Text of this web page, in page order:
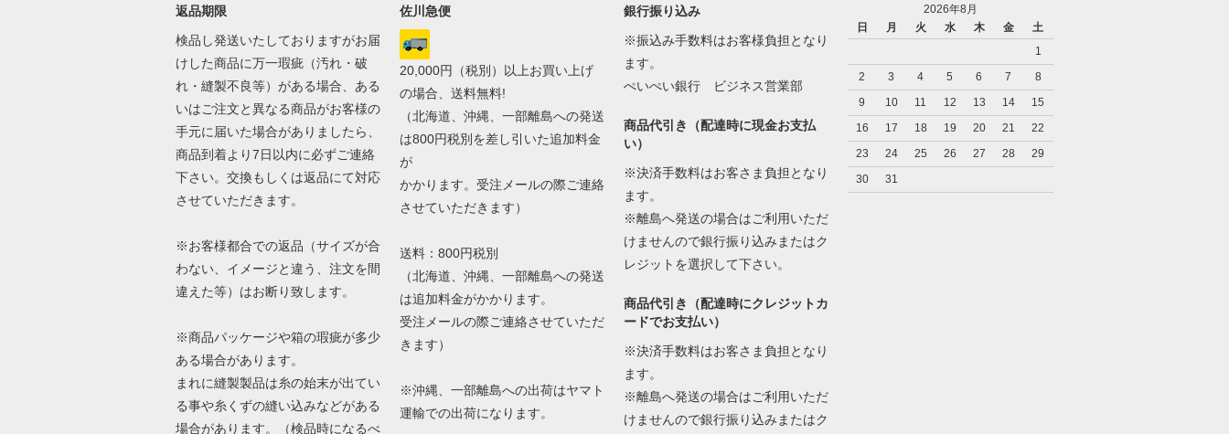
返品期限
検品し発送いたしておりますがお届
けした商品に万一瑕疵（汚れ・破
れ・縫製不良等）がある場合、ある
いはご注文と異なる商品がお客様の
手元に届いた場合がありましたら、
商品到着より7日以内に必ずご連絡
下さい。交換もしくは返品にて対応
させていただきます。
※お客様都合での返品（サイズが合
わない、イメージと違う、注文を間
違えた等）はお断り致します。
※商品パッケージや箱の瑕疵が多少
ある場合があります。
まれに縫製製品は糸の始末が出てい
る事や糸くずの縫い込みなどがある
場合があります。（検品時になるべ
佐川急便
20,000円（税別）以上お買い上げ
の場合、送料無料!
（北海道、沖縄、一部離島への発送
は800円税別を差し引いた追加料金
が
かかります。受注メールの際ご連絡
させていただきます）
送料：800円税別
（北海道、沖縄、一部離島への発送
は追加料金がかかります。
受注メールの際ご連絡させていただ
きます）
※沖縄、一部離島への出荷はヤマト
運輸での出荷になります。
銀行振り込み
※振込み手数料はお客様負担となり
ます。
ぺいぺい銀行 ビジネス営業部
商品代引き（配達時に現金お支払
い）
※決済手数料はお客さま負担となり
ます。
※離島へ発送の場合はご利用いただ
けませんので銀行振り込みまたはク
レジットを選択して下さい。
商品代引き（配達時にクレジットカ
ードでお支払い）
※決済手数料はお客さま負担となり
ます。
※離島へ発送の場合はご利用いただ
けませんので銀行振り込みまたはク
2026年8月
日
月 火 水 木 金
土
1
2
3 4 5 6 7
8
9
10 11 12 13 14
15
16
17 18 19 20 21
22
23
24 25 26 27 28
29
30
31